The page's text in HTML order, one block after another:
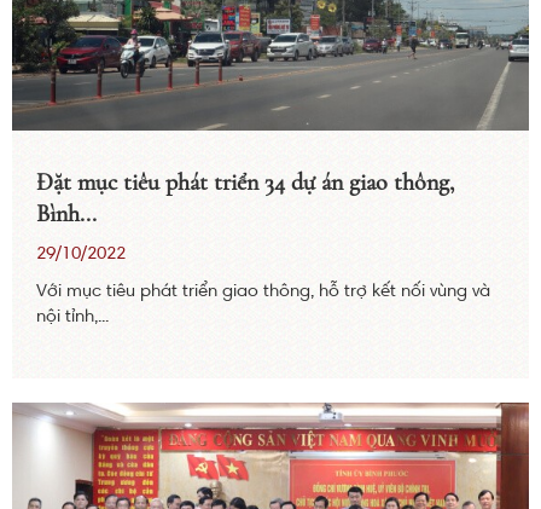
Đặt mục tiêu phát triển 34 dự án giao thông,
Bình...
29/10/2022
Với mục tiêu phát triển giao thông, hỗ trợ kết nối vùng và
nội tỉnh,...